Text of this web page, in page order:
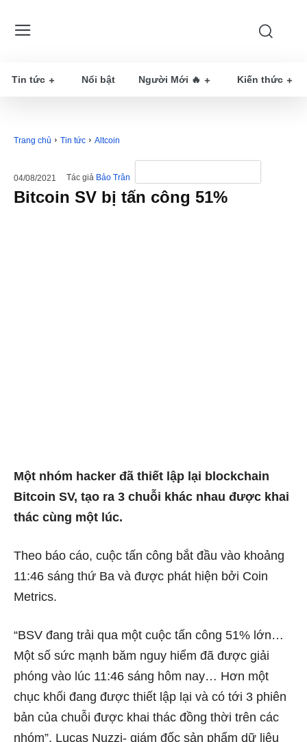
Tin tức Nổi bật Người Mới 🔥 Kiến thức
Trang chủ Tin tức Altcoin
04/08/2021 Tác giả Bảo Trân
Bitcoin SV bị tấn công 51%
Một nhóm hacker đã thiết lập lại blockchain
Bitcoin SV, tạo ra 3 chuỗi khác nhau được khai
thác cùng một lúc.
Theo báo cáo, cuộc tấn công bắt đầu vào khoảng
11:46 sáng thứ Ba và được phát hiện bởi Coin
Metrics.
“BSV đang trải qua một cuộc tấn công 51% lớn…
Một số sức mạnh băm nguy hiểm đã được giải
phóng vào lúc 11:46 sáng hôm nay… Hơn một
chục khối đang được thiết lập lại và có tới 3 phiên
bản của chuỗi được khai thác đồng thời trên các
nhóm”, Lucas Nuzzi- giám đốc sản phẩm dữ liệu